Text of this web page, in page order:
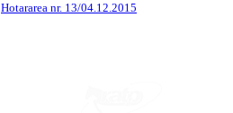
Hotararea nr. 13/04.12.2015